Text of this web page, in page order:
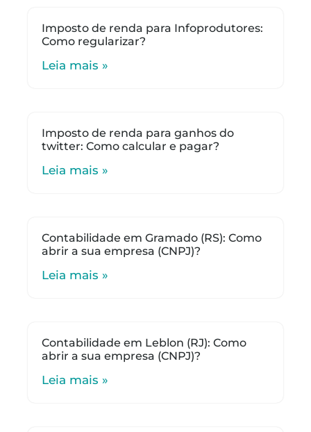
Imposto de renda para Infoprodutores:
Como regularizar?
Leia mais »
Imposto de renda para ganhos do
twitter: Como calcular e pagar?
Leia mais »
Contabilidade em Gramado (RS): Como
abrir a sua empresa (CNPJ)?
Leia mais »
Contabilidade em Leblon (RJ): Como
abrir a sua empresa (CNPJ)?
Leia mais »